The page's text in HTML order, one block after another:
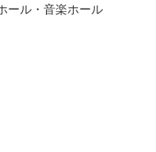
ール・音楽ホール